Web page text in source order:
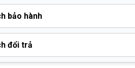
thọ cho máy nén khí trục vít,
khi áp lực khí trong bình chứa
phần bụi bẩn, hơi nước có
ưu chi phí sửa chữa máy.
bảo hành
bình lên tới 36 tháng trên Toàn Quốc
đổi trả